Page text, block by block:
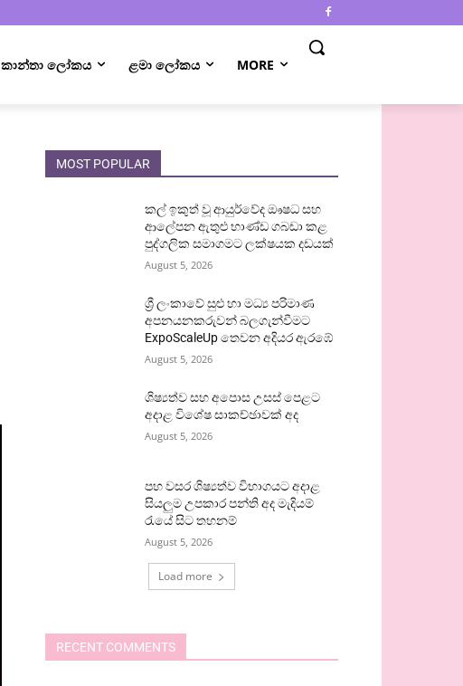
කාන්තා ලෝකය ළමා ලෝකය MORE
MOST POPULAR
කල් ඉකුත් වූ ආයුර්වේද ඖෂධ සහ
ආලේපන ඇතුළු භාණ්ඩ ගබඩා කළ
පුද්ගලික සමාගමට ලක්ෂයක දඩයක්
August 5, 2026
ශ්‍රී ලංකාවේ සුළු හා මධ්‍ය පරිමාණ
අපනයනකරුවන් බලගැන්වීමට
ExpoScaleUp තෙවන අදියර ඇරඹේ
August 5, 2026
ශිෂ්‍යත්ව සහ අපොස උසස් පෙළට
අදාළ විශේෂ සාකච්ඡාවක් අද
August 5, 2026
පහ වසර ශිෂ්‍යත්ව විභාගයට අදාළ
සියලුම උපකාර පන්ති අද මැදියම්
රැයේ සිට තහනම්
August 5, 2026
Load more
RECENT COMMENTS